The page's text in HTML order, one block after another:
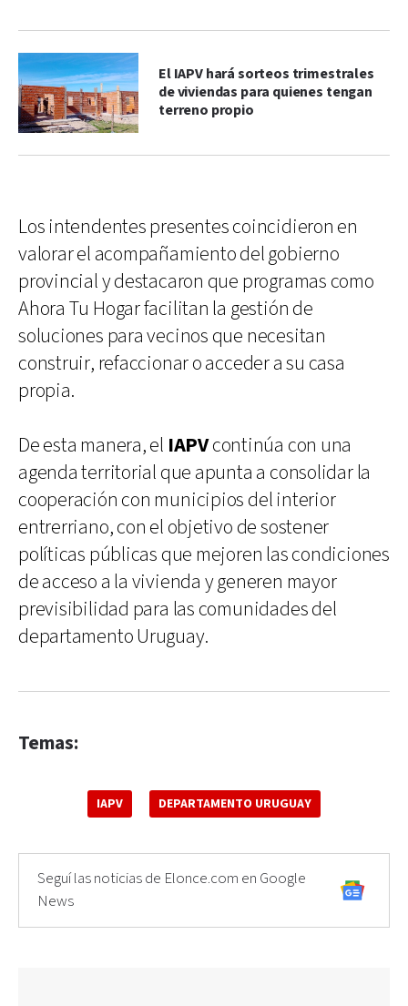
El IAPV hará sorteos trimestrales
de viviendas para quienes tengan
terreno propio
Los intendentes presentes coincidieron en
valorar el acompañamiento del gobierno
provincial y destacaron que programas como
Ahora Tu Hogar facilitan la gestión de
soluciones para vecinos que necesitan
construir, refaccionar o acceder a su casa
propia.
De esta manera, el IAPVcontinúa con una
agenda territorial que apunta a consolidar la
cooperación con municipios del interior
entrerriano, con el objetivo de sostener
políticas públicas que mejoren las condiciones
de acceso a la vivienda y generen mayor
previsibilidad para las comunidades del
departamento Uruguay.
Temas:
IAPV DEPARTAMENTO URUGUAY
Seguí las noticias de Elonce.com en Google
News